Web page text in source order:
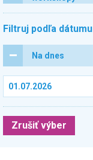
Filtruj podľa dátumu
Na dnes
Zrušiť výber